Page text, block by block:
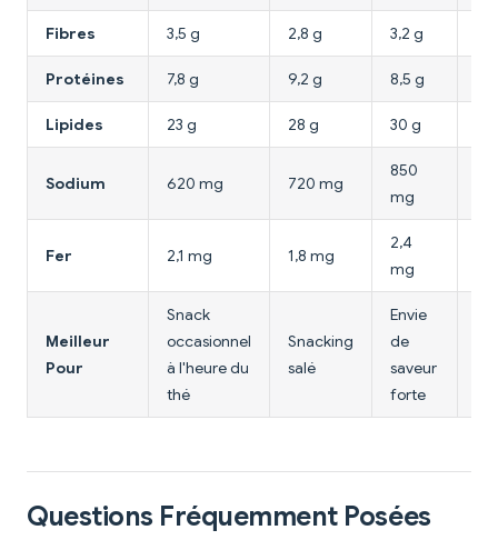
Fibres 3,5 g 2,8 g 3,2 g
Protéines 7,8 g 9,2 g 8,5 g
Lipides 23 g 28 g 30 g
Sodium 620 mg 720 mg
850
mg
Fer 2,1 mg 1,8 mg
2,4
mg
Meilleur
Pour
Snack
occasionnel
à l'heure du
thé
Snacking
salé
Envie
de
saveur
forte
Questions Fréquemment Posées